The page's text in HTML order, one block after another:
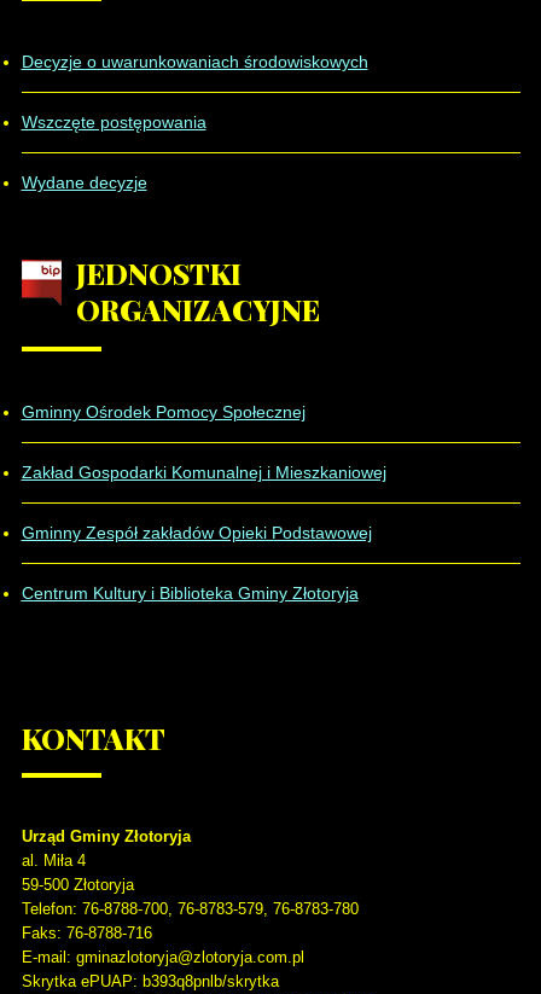
Decyzje o uwarunkowaniach środowiskowych
Wszczęte postępowania
Wydane decyzje
JEDNOSTKI
ORGANIZACYJNE
Gminny Ośrodek Pomocy Społecznej
Zakład Gospodarki Komunalnej i Mieszkaniowej
Gminny Zespół zakładów Opieki Podstawowej
Centrum Kultury i Biblioteka Gminy Złotoryja
KONTAKT
Urząd Gminy Złotoryja
al. Miła 4
59-500 Złotoryja
Telefon: 76-8788-700, 76-8783-579, 76-8783-780
Faks: 76-8788-716
E-mail: gminazlotoryja@zlotoryja.com.pl
Skrytka ePUAP: b393q8pnlb/skrytka